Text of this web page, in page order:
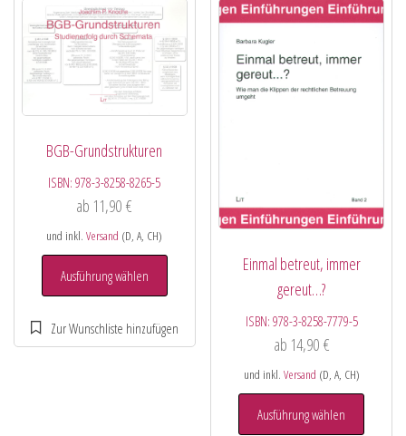
BGB-Grundstrukturen
ISBN:978-3-8258-8265-5
ab 11,90€
und inkl.Versand (D, A, CH)
Ausführung wählen
Einmal betreut, immer
gereut…?
ISBN: 978-3-8258-7779-5
ab 14,90 €
und inkl. Versand (D, A, CH)
Ausführung wählen